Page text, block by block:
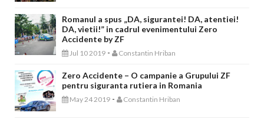
Romanul a spus „DA, sigurantei! DA, atentiei!
DA, vietii!” in cadrul evenimentului Zero
Accidente by ZF
Jul 10 2019 - Constantin Hriban
Zero Accidente – O campanie a Grupului ZF
pentru siguranta rutiera in Romania
May 24 2019 - Constantin Hriban